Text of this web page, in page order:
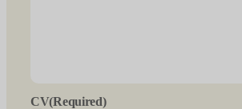
CV(Required)